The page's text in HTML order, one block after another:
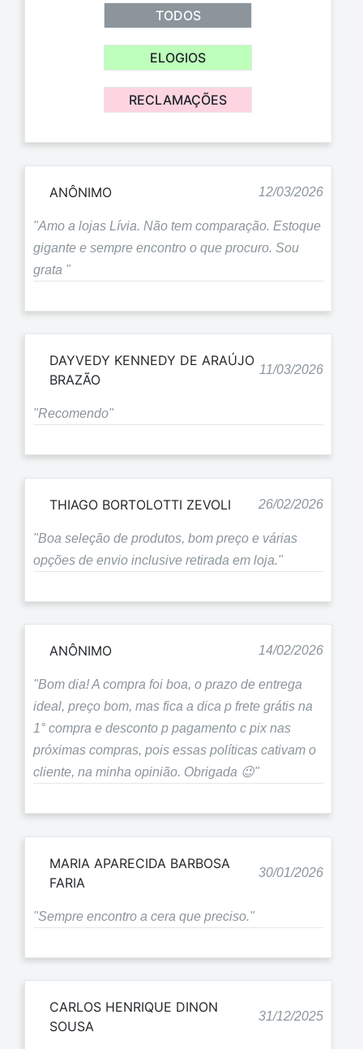
TODOS
ELOGIOS
RECLAMAÇÕES
ANÔNIMO 12/03/2026
"Amo a lojas Lívia. Não tem comparação. Estoque
gigante e sempre encontro o que procuro. Sou
grata "
DAYVEDY KENNEDY DE ARAÚJO
BRAZÃO
11/03/2026
"Recomendo"
THIAGO BORTOLOTTI ZEVOLI 26/02/2026
"Boa seleção de produtos, bom preço e várias
opções de envio inclusive retirada em loja."
ANÔNIMO 14/02/2026
"Bom dia! A compra foi boa, o prazo de entrega
ideal, preço bom, mas fica a dica p frete grátis na
1° compra e desconto p pagamento c pix nas
próximas compras, pois essas políticas cativam o
cliente, na minha opinião. Obrigada 😉"
MARIA APARECIDA BARBOSA
FARIA
30/01/2026
"Sempre encontro a cera que preciso."
CARLOS HENRIQUE DINON
SOUSA
31/12/2025